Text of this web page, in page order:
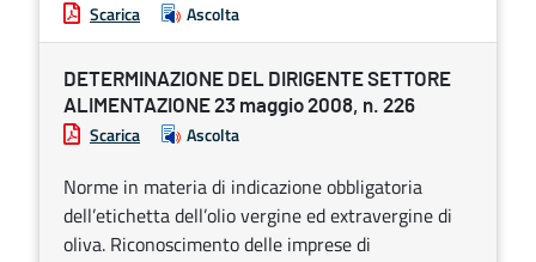
Scarica Ascolta
DETERMINAZIONE DEL DIRIGENTE SETTORE
ALIMENTAZIONE 23 maggio 2008, n. 226
Scarica Ascolta
Norme in materia di indicazione obbligatoria
dell’etichetta dell’olio vergine ed extravergine di
oliva. Riconoscimento delle imprese di